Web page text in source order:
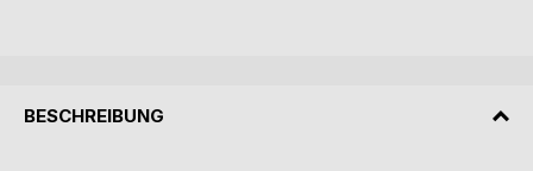
BESCHREIBUNG